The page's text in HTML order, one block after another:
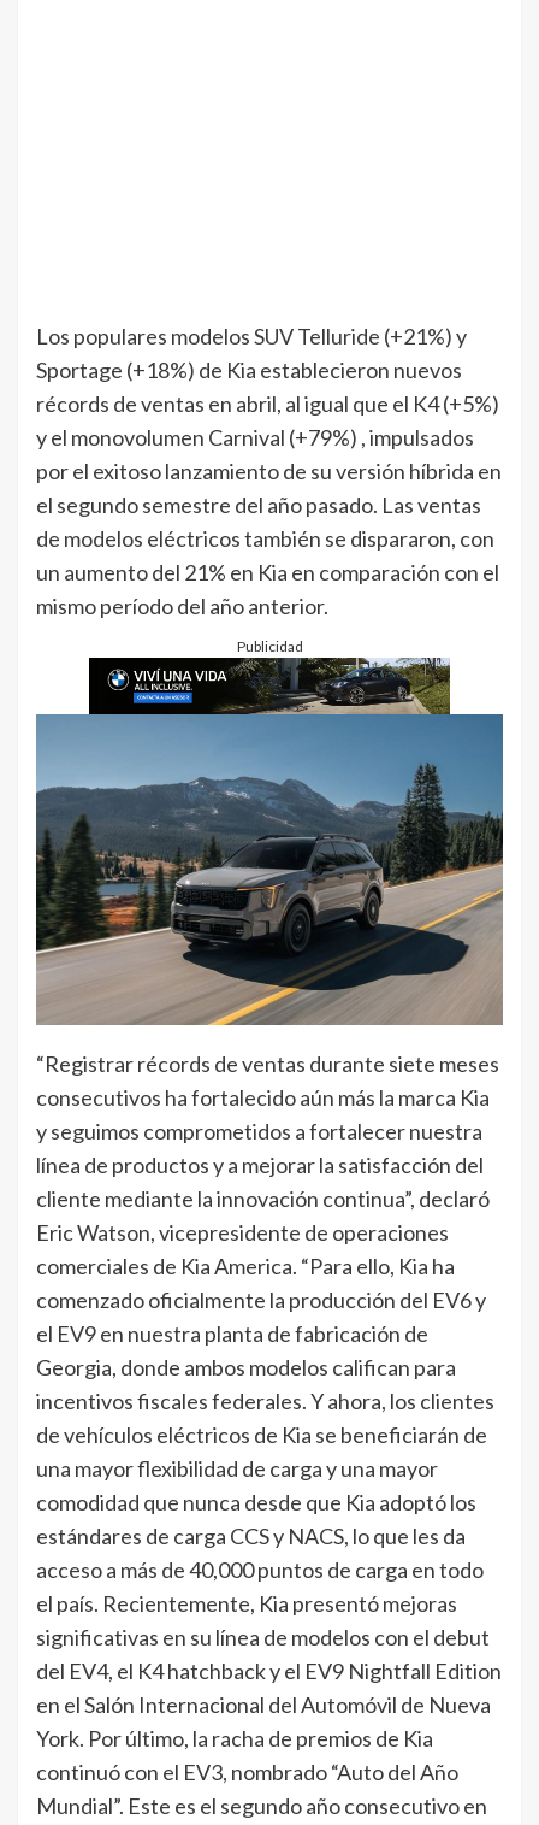
Los populares modelos SUV Telluride (+21%) y
Sportage (+18%) de Kia establecieron nuevos
récords de ventas en abril, al igual que el K4 (+5%)
y el monovolumen Carnival (+79%) , impulsados
por el exitoso lanzamiento de su versión híbrida en
el segundo semestre del año pasado. Las ventas
de modelos eléctricos también se dispararon, con
un aumento del 21% en Kia en comparación con el
mismo período del año anterior.
Publicidad
“Registrar récords de ventas durante siete meses
consecutivos ha fortalecido aún más la marca Kia
y seguimos comprometidos a fortalecer nuestra
línea de productos y a mejorar la satisfacción del
cliente mediante la innovación continua”, declaró
Eric Watson, vicepresidente de operaciones
comerciales de Kia America. “Para ello, Kia ha
comenzado oficialmente la producción del EV6 y
el EV9 en nuestra planta de fabricación de
Georgia, donde ambos modelos califican para
incentivos fiscales federales. Y ahora, los clientes
de vehículos eléctricos de Kia se beneficiarán de
una mayor flexibilidad de carga y una mayor
comodidad que nunca desde que Kia adoptó los
estándares de carga CCS y NACS, lo que les da
acceso a más de 40,000 puntos de carga en todo
el país. Recientemente, Kia presentó mejoras
significativas en su línea de modelos con el debut
del EV4, el K4 hatchback y el EV9 Nightfall Edition
en el Salón Internacional del Automóvil de Nueva
York. Por último, la racha de premios de Kia
continuó con el EV3, nombrado “Auto del Año
Mundial”. Este es el segundo año consecutivo en